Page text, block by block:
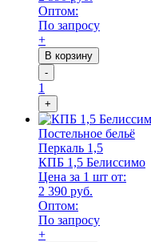
Оптом:
По запросу
+
В корзину
-
1
+
Постельное бельё
Перкаль 1,5
КПБ 1,5 Белиссимо
Цена за 1 шт от:
2 390 руб.
Оптом:
По запросу
+